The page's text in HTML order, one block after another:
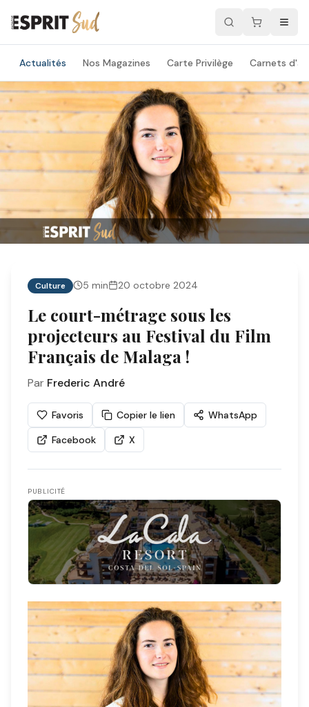
Actualités Nos Magazines Carte Privilège Carnets
Culture 5 min 20 octobre 2024
Le court-métrage sous les
projecteurs au Festival du Film
Français de Malaga !
Par Frederic André
Favoris Copier le lien
WhatsApp
Facebook
X
PUBLICITÉ